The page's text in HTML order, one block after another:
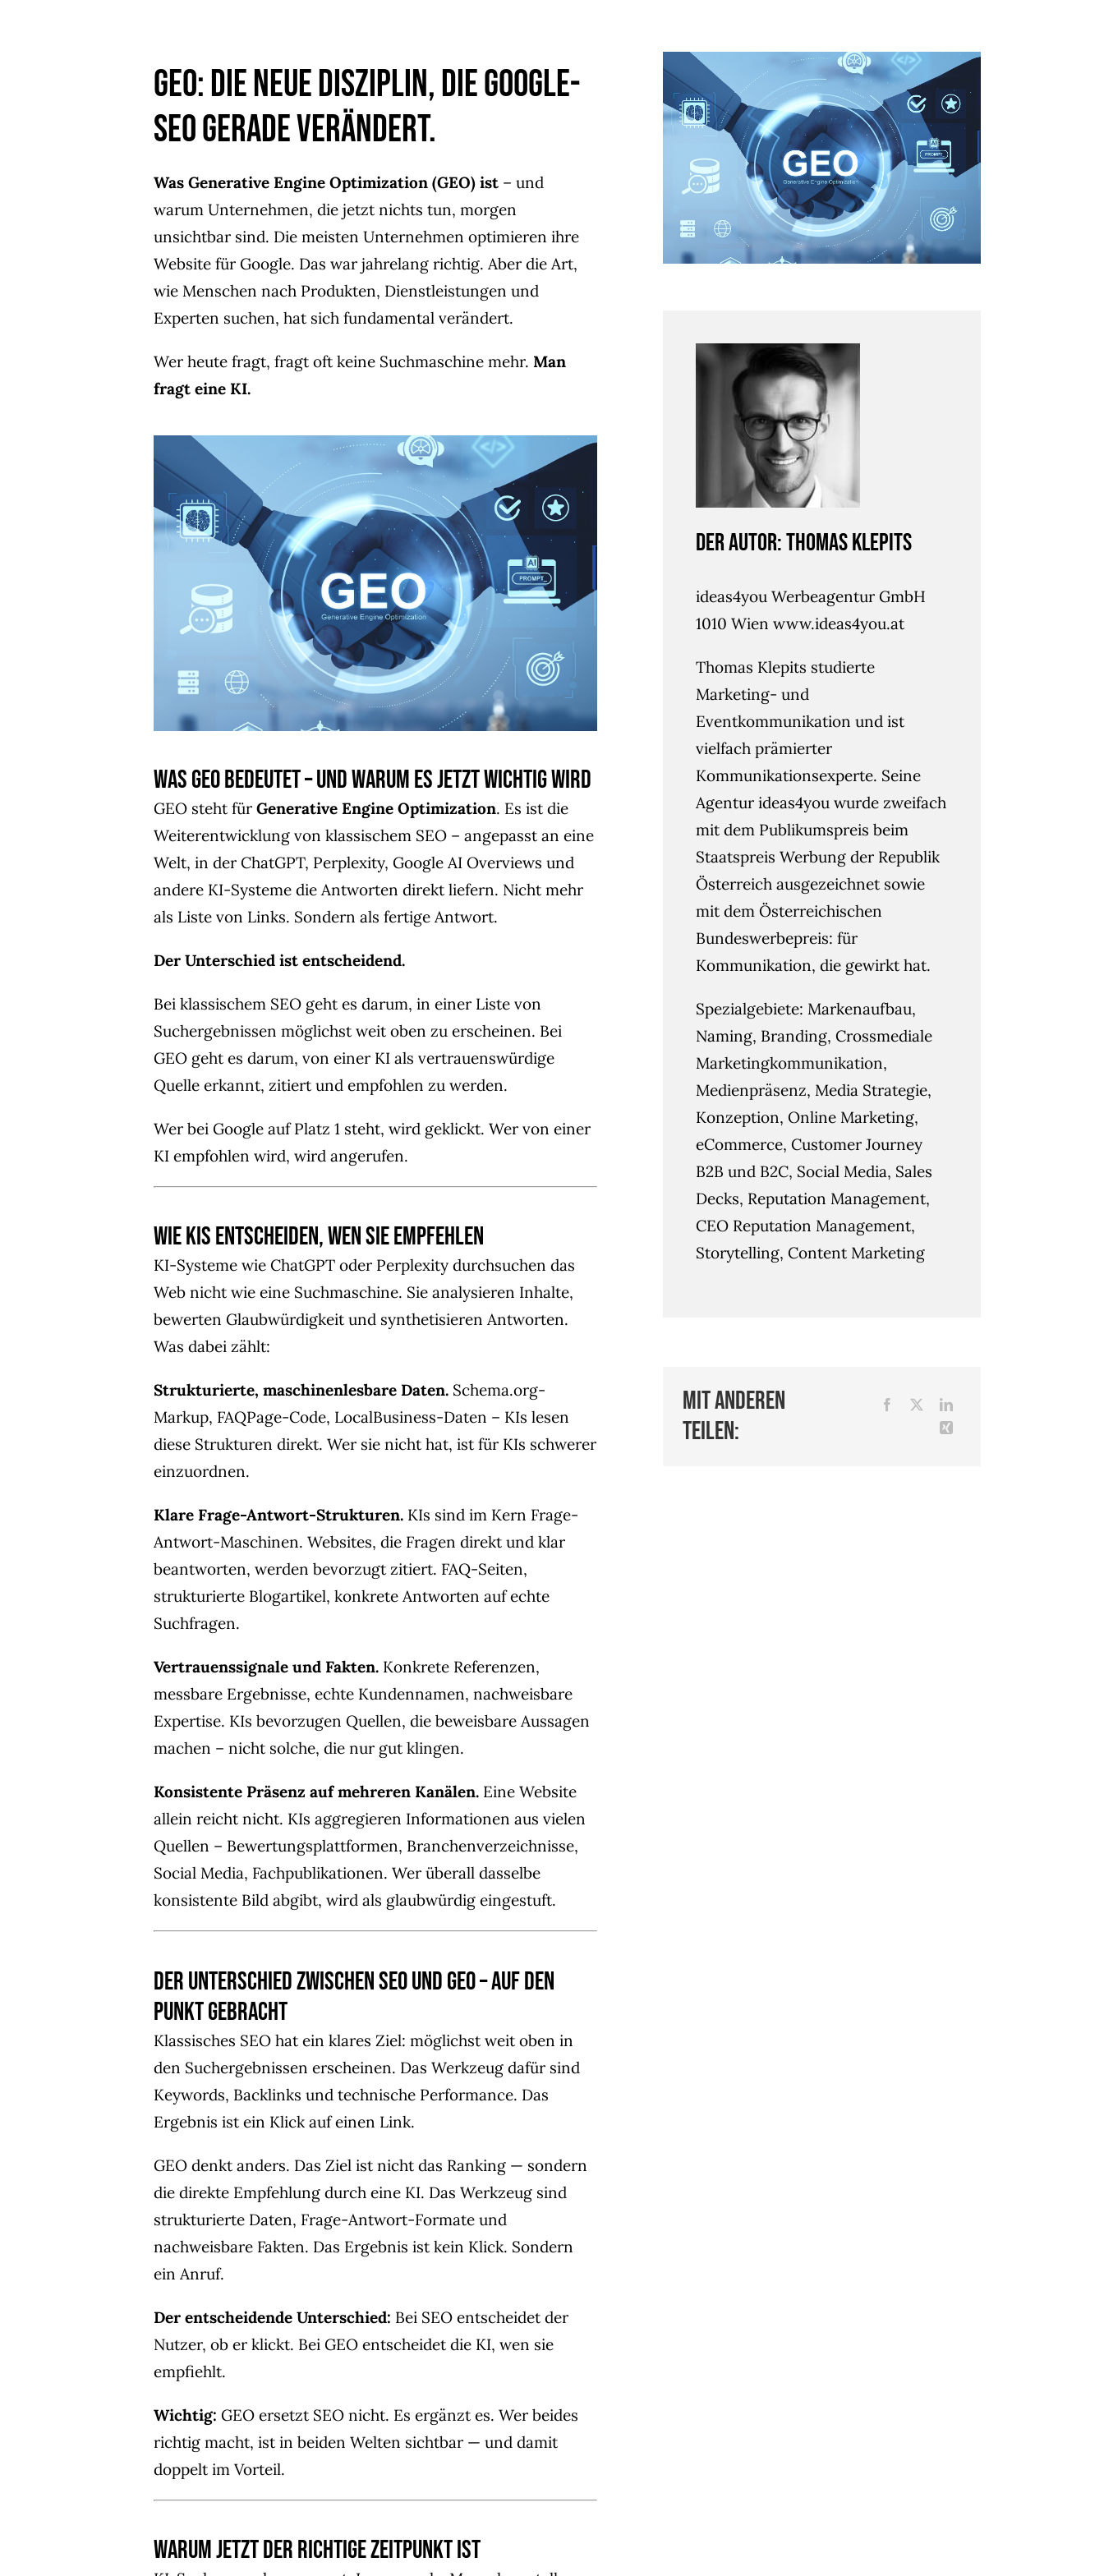
GEO: Die neue Disziplin, die Google-
SEO gerade verändert.
Was Generative Engine Optimization (GEO) ist– und
warum Unternehmen, die jetzt nichts tun, morgen
unsichtbar sind. Die meisten Unternehmen optimieren ihre
Website für Google. Das war jahrelang richtig. Aber die Art,
wie Menschen nach Produkten, Dienstleistungen und
Experten suchen, hat sich fundamental verändert.
Wer heute fragt, fragt oft keine Suchmaschine mehr. Man
fragt eine KI.
Was GEO bedeutet – und warum es jetzt wichtig wird
GEO steht für Generative Engine Optimization. Es ist die
Weiterentwicklung von klassischem SEO – angepasst an eine
Welt, in der ChatGPT, Perplexity, Google AI Overviews und
andere KI-Systeme die Antworten direkt liefern. Nicht mehr
als Liste von Links. Sondern als fertige Antwort.
Der Unterschied ist entscheidend.
Bei klassischem SEO geht es darum, in einer Liste von
Suchergebnissen möglichst weit oben zu erscheinen. Bei
GEO geht es darum, von einer KI als vertrauenswürdige
Quelle erkannt, zitiert und empfohlen zu werden.
Wer bei Google auf Platz 1 steht, wird geklickt. Wer von einer
KI empfohlen wird, wird angerufen.
Wie KIs entscheiden, wen sie empfehlen
KI-Systeme wie ChatGPT oder Perplexity durchsuchen das
Web nicht wie eine Suchmaschine. Sie analysieren Inhalte,
bewerten Glaubwürdigkeit und synthetisieren Antworten.
Was dabei zählt:
Strukturierte, maschinenlesbare Daten.Schema.org-
Markup, FAQPage-Code, LocalBusiness-Daten – KIs lesen
diese Strukturen direkt. Wer sie nicht hat, ist für KIs schwerer
einzuordnen.
Klare Frage-Antwort-Strukturen.KIs sind im Kern Frage-
Antwort-Maschinen. Websites, die Fragen direkt und klar
beantworten, werden bevorzugt zitiert. FAQ-Seiten,
strukturierte Blogartikel, konkrete Antworten auf echte
Suchfragen.
Vertrauenssignale und Fakten.Konkrete Referenzen,
messbare Ergebnisse, echte Kundennamen, nachweisbare
Expertise. KIs bevorzugen Quellen, die beweisbare Aussagen
machen – nicht solche, die nur gut klingen.
Konsistente Präsenz auf mehreren Kanälen.Eine Website
allein reicht nicht. KIs aggregieren Informationen aus vielen
Quellen – Bewertungsplattformen, Branchenverzeichnisse,
Social Media, Fachpublikationen. Wer überall dasselbe
konsistente Bild abgibt, wird als glaubwürdig eingestuft.
Der Unterschied zwischen SEO und GEO – auf den
Punkt gebracht
Klassisches SEO hat ein klares Ziel: möglichst weit oben in
den Suchergebnissen erscheinen. Das Werkzeug dafür sind
Keywords, Backlinks und technische Performance. Das
Ergebnis ist ein Klick auf einen Link.
GEO denkt anders. Das Ziel ist nicht das Ranking — sondern
die direkte Empfehlung durch eine KI. Das Werkzeug sind
strukturierte Daten, Frage-Antwort-Formate und
nachweisbare Fakten. Das Ergebnis ist kein Klick. Sondern
ein Anruf.
Der entscheidende Unterschied: Bei SEO entscheidet der
Nutzer, ob er klickt. Bei GEO entscheidet die KI, wen sie
empfiehlt.
Wichtig: GEO ersetzt SEO nicht. Es ergänzt es. Wer beides
richtig macht, ist in beiden Welten sichtbar — und damit
doppelt im Vorteil.
Warum jetzt der richtige Zeitpunkt ist
Der Autor: Thomas Klepits
ideas4you Werbeagentur GmbH
1010 Wien www.ideas4you.at
Thomas Klepits studierte
Marketing- und
Eventkommunikation und ist
vielfach prämierter
Kommunikationsexperte. Seine
Agentur ideas4you wurde zweifach
mit dem Publikumspreis beim
Staatspreis Werbung der Republik
Österreich ausgezeichnet sowie
mit dem Österreichischen
Bundeswerbepreis: für
Kommunikation, die gewirkt hat.
Spezialgebiete: Markenaufbau,
Naming, Branding, Crossmediale
Marketingkommunikation,
Medienpräsenz, Media Strategie,
Konzeption, Online Marketing,
eCommerce, Customer Journey
B2B und B2C, Social Media, Sales
Decks, Reputation Management,
CEO Reputation Management,
Storytelling, Content Marketing
Mit anderen
teilen: